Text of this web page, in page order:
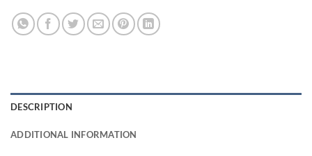
DESCRIPTION
ADDITIONAL INFORMATION